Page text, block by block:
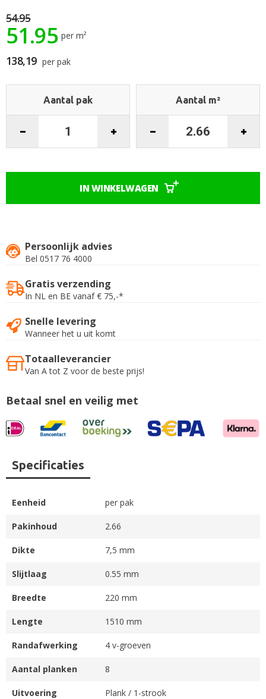
de
afbeeldingen-
gallerij
54.95
51.95 per m²
138,19 per pak
Aantal pak Aantal m²
IN WINKELWAGEN
Persoonlijk advies
Bel 0517 76 4000
Gratis verzending
In NL en BE vanaf € 75,-*
Snelle levering
Wanneer het u uit komt
Totaalleverancier
Van A tot Z voor de beste prijs!
Betaal snel en veilig met
Specificaties
Eenheid per pak
Pakinhoud 2.66
Dikte 7,5 mm
Slijtlaag 0.55 mm
Breedte 220 mm
Lengte 1510 mm
Randafwerking 4 v-groeven
Aantal planken 8
Uitvoering Plank / 1-strook